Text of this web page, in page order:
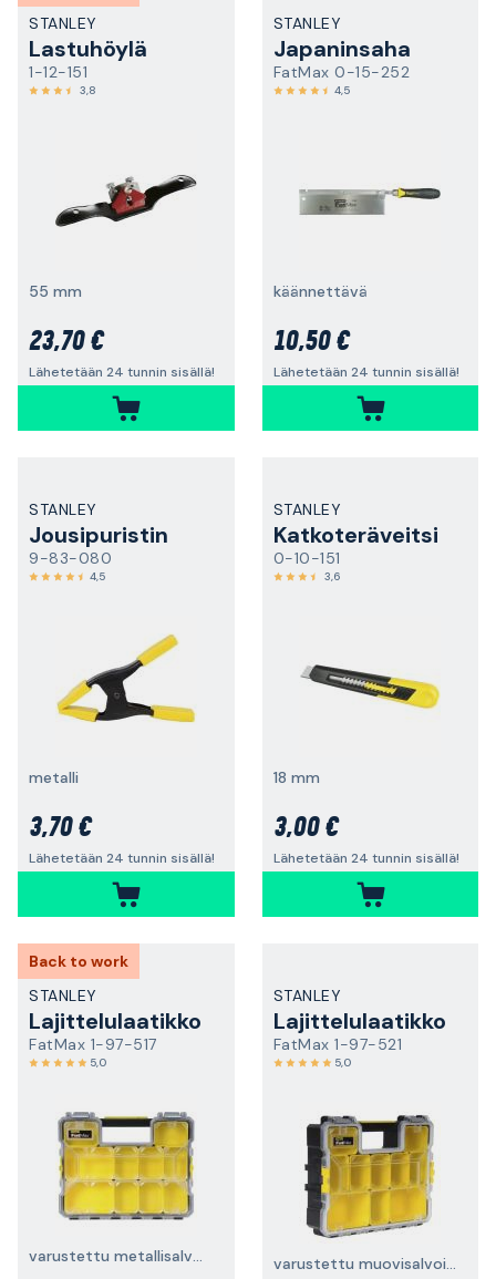
STANLEY
Lastuhöylä
1-12-151
3,8
55 mm
23,70 €
Lähetetään 24 tunnin sisällä!
STANLEY
Japaninsaha
FatMax 0-15-252
4,5
käännettävä
10,50 €
Lähetetään 24 tunnin sisällä!
STANLEY
Jousipuristin
9-83-080
4,5
metalli
3,70 €
Lähetetään 24 tunnin sisällä!
STANLEY
Katkoteräveitsi
0-10-151
3,6
18 mm
3,00 €
Lähetetään 24 tunnin sisällä!
Back to work
STANLEY
Lajittelulaatikko
FatMax 1-97-517
5,0
varustettu metallisalvoilla
STANLEY
Lajittelulaatikko
FatMax 1-97-521
5,0
varustettu muovisalvoilla